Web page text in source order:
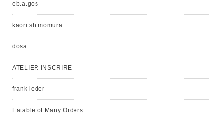
eb.a.gos
kaori shimomura
dosa
ATELIER INSCRIRE
frank leder
Eatable of Many Orders